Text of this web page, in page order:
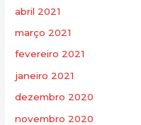
abril 2021
março 2021
fevereiro 2021
janeiro 2021
dezembro 2020
novembro 2020